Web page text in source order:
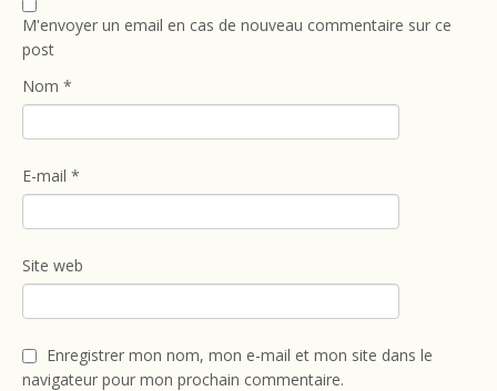
M'envoyer un email en cas de nouveau commentaire sur ce
post
Nom *
E-mail *
Site web
Enregistrer mon nom, mon e-mail et mon site dans le
navigateur pour mon prochain commentaire.